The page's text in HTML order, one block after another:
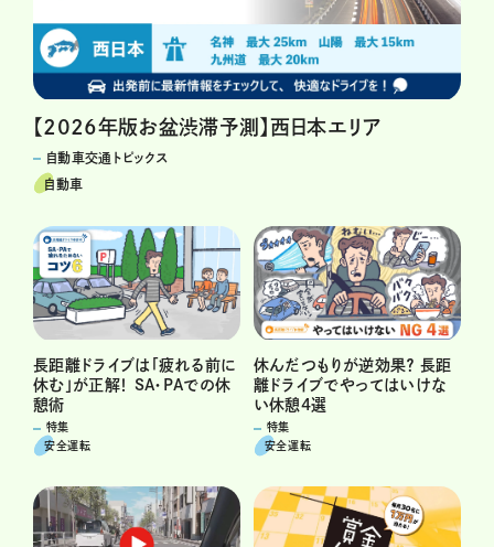
【2026年版お盆渋滞予測】西日本エリア
自動車交通トピックス
自動車
長距離ドライブは「疲れる前に
休む」が正解！ SA・PAでの休
憩術
特集
安全運転
休んだつもりが逆効果？ 長距
離ドライブでやってはいけな
い休憩4選
特集
安全運転